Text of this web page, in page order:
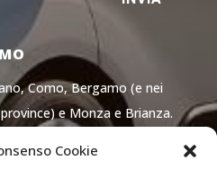
Cookie
Como, Bergamo (e nei
e Monza e Brianza.